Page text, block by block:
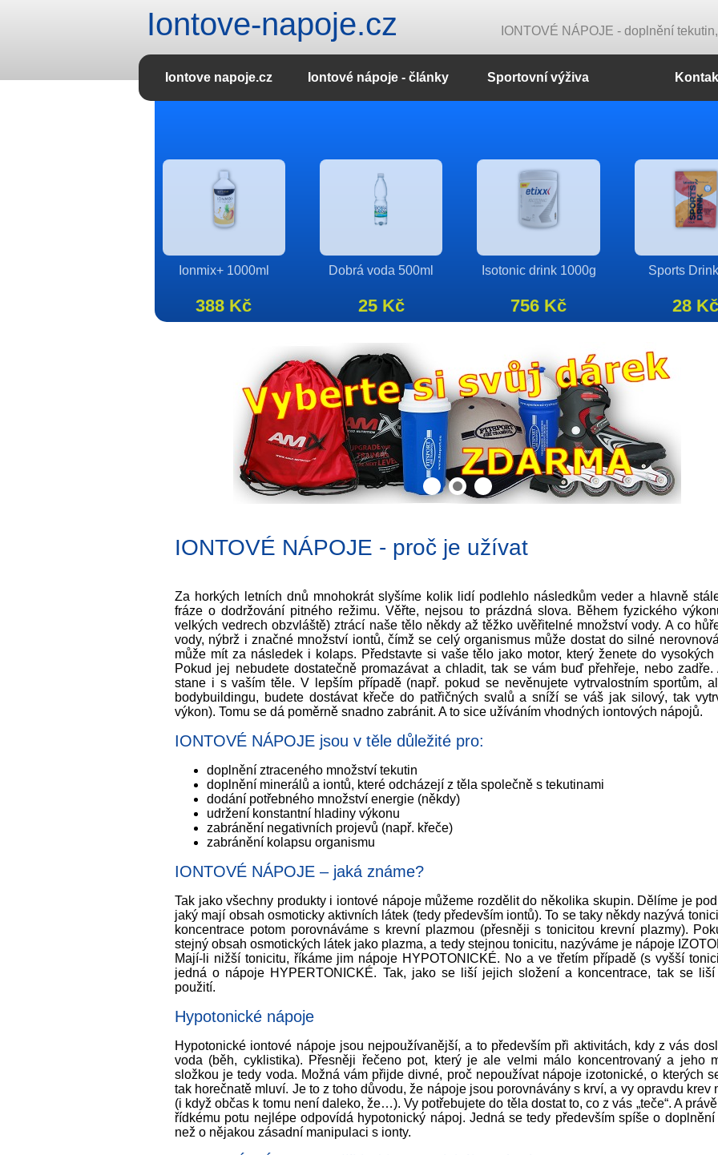
IONTOVÉ NÁPOJE - proč je užívat
Za horkých letních dnů mnohokrát slyšíme kolik lidí podlehlo následkům veder a hlavně
fráze o dodržování pitného režimu. Věřte, nejsou to prázdná slova. Během fyzického
velkých vedrech obzvláště) ztrácí naše tělo někdy až těžko uvěřitelné množství vody. A co
vody, nýbrž i značné množství iontů, čímž se celý organismus může dostat do silné
může mít za následek i kolaps. Představte si vaše tělo jako motor, který ženete do vysokých
Pokud jej nebudete dostatečně promazávat a chladit, tak se vám buď přehřeje, nebo zadře.
stane i s vaším těle. V lepším případě (např. pokud se nevěnujete vytrvalostním sportům,
bodybuildingu, budete dostávat křeče do patřičných svalů a sníží se váš jak silový, tak
výkon). Tomu se dá poměrně snadno zabránit. A to sice užíváním vhodných iontových nápojů.
IONTOVÉ NÁPOJE jsou v těle důležité pro:
doplnění ztraceného množství tekutin
doplnění minerálů a iontů, které odcházejí z těla společně s tekutinami
dodání potřebného množství energie (někdy)
udržení konstantní hladiny výkonu
zabránění negativních projevů (např. křeče)
zabránění kolapsu organismu
IONTOVÉ NÁPOJE – jaká známe?
Tak jako všechny produkty i iontové nápoje můžeme rozdělit do několika skupin. Dělíme je
jaký mají obsah osmoticky aktivních látek (tedy především iontů). To se taky někdy nazývá
koncentrace potom porovnáváme s krevní plazmou (přesněji s tonicitou krevní plazmy).
stejný obsah osmotických látek jako plazma, a tedy stejnou tonicitu, nazýváme je nápoje
Mají-li nižší tonicitu, říkáme jim nápoje HYPOTONICKÉ. No a ve třetím případě (s vyšší
jedná o nápoje HYPERTONICKÉ. Tak, jako se liší jejich složení a koncentrace, tak se
použití.
Hypotonické nápoje
Hypotonické iontové nápoje jsou nejpoužívanější, a to především při aktivitách, kdy z vás
voda (běh, cyklistika). Přesněji řečeno pot, který je ale velmi málo koncentrovaný a jeho
složkou je tedy voda. Možná vám přijde divné, proč nepoužívat nápoje izotonické, o kterých
tak horečnatě mluví. Je to z toho důvodu, že nápoje jsou porovnávány s krví, a vy opravdu krev
(i když občas k tomu není daleko, že…). Vy potřebujete do těla dostat to, co z vás „teče“. A
řídkému potu nejlépe odpovídá hypotonický nápoj. Jedná se tedy především spíše o doplnění
než o nějakou zásadní manipulaci s ionty.
4x Red Bull 250 ml
126 Kč
Iso power energy +
elektrolyty 960g
437 Kč
detail
ChampION Sports
Fuel Concentrate
1000ml
289 Kč
detail
Ionmix+ 1000ml
388 Kč
detail
Dobrá voda 500ml
25 Kč
detail
Isotonic drink 1000g
756 Kč
detail
detail detail detail detail
Iontove napoje.cz Iontové nápoje - články Sportovní výživa
Iontove-napoje.cz IONTOVÉ NÁPOJE - doplnění